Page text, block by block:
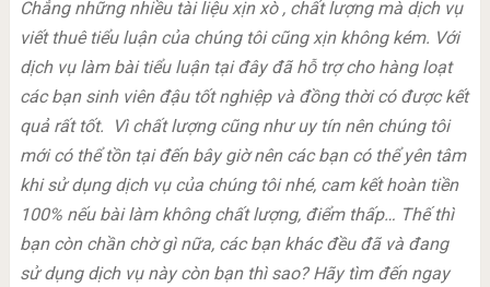
Chẳng những nhiều tài liệu xịn xò , chất lượng mà dịch vụ
viết thuê tiểu luận của chúng tôi cũng xịn không kém. Với
dịch vụ làm bài tiểu luận tại đây đã hỗ trợ cho hàng loạt
các bạn sinh viên đậu tốt nghiệp và đồng thời có được kết
quả rất tốt. Vì chất lượng cũng như uy tín nên chúng tôi
mới có thể tồn tại đến bây giờ nên các bạn có thể yên tâm
khi sử dụng dịch vụ của chúng tôi nhé, cam kết hoàn tiền
100% nếu bài làm không chất lượng, điểm thấp… Thế thì
bạn còn chần chờ gì nữa, các bạn khác đều đã và đang
sử dụng dịch vụ này còn bạn thì sao? Hãy tìm đến ngay